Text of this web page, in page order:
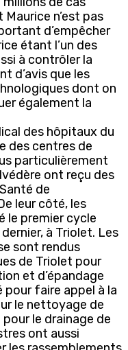
n’est pas
d’empêcher
étant l’un des
à contrôler la
d’avis que les
dont on
également la
des hôpitaux du
des centres de
particulièrement
ont reçu des
de
leur côté, les
le premier cycle
à Triolet. Les
sont rendus
de Triolet pour
et d’épandage
pour faire appel à la
le nettoyage de
le drainage de
ont aussi